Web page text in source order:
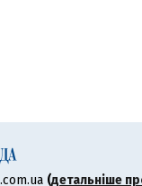
(детальніше